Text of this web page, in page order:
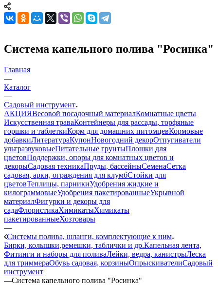
Система капельного полива "Росинка"
Главная
—
Каталог
—
Садовый инструмент
АКЦИЯВесовой посадочный материалКомнатные цветы
Искусственная траваКонтейнеры для рассады, торфяные
горшки и таблеткиКорм для домашних питомцевКормовые
добавкиЛитератураКупонНовогодний декорОтпугиватели
ультразвуковыеПитательные грунтыПлошки для
цветовПоддержки, опоры для комнатных цветов и
декорыСадовая техникаПруды, бассейныСеменаСетка
садовая, арки, ограждения для клумбСтойки для
цветовТеплицы, парникиУдобрения жидкие и
килограммовыеУдобрения пакетированныеУкрывной
материалФигурки и декоры для
садаФлористикаХимикатыХимикаты
пакетированныеХозтовары
—
Системы полива, шланги, комплектующие к ним
Бирки, колышки,ремешки, таблички и др.Капельная лента,
Фитинги и наборы для поливаЛейки, ведра, канистрыЛеска
для триммераОбувь садовая, корзиныОпрыскивателиСадовый
инструмент
—Система капельного полива "Росинка"